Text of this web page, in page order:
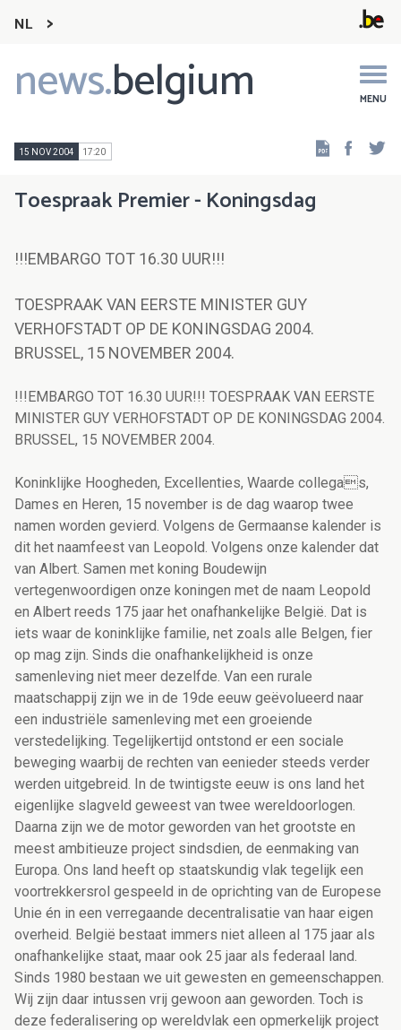
NL
news.belgium MENU
Main
navigation
15 NOV 2004 17:20
Toespraak Premier - Koningsdag
!!!EMBARGO TOT 16.30 UUR!!!
TOESPRAAK VAN EERSTE MINISTER GUY
VERHOFSTADT OP DE KONINGSDAG 2004.
BRUSSEL, 15 NOVEMBER 2004.
!!!EMBARGO TOT 16.30 UUR!!! TOESPRAAK VAN EERSTE
MINISTER GUY VERHOFSTADT OP DE KONINGSDAG 2004.
BRUSSEL, 15 NOVEMBER 2004.
Koninklijke Hoogheden, Excellenties, Waarde collegas,
Dames en Heren, 15 november is de dag waarop twee
namen worden gevierd. Volgens de Germaanse kalender is
dit het naamfeest van Leopold. Volgens onze kalender dat
van Albert. Samen met koning Boudewijn
vertegenwoordigen onze koningen met de naam Leopold
en Albert reeds 175 jaar het onafhankelijke België. Dat is
iets waar de koninklijke familie, net zoals alle Belgen, fier
op mag zijn. Sinds die onafhankelijkheid is onze
samenleving niet meer dezelfde. Van een rurale
maatschappij zijn we in de 19de eeuw geëvolueerd naar
een industriële samenleving met een groeiende
verstedelijking. Tegelijkertijd ontstond er een sociale
beweging waarbij de rechten van eenieder steeds verder
werden uitgebreid. In de twintigste eeuw is ons land het
eigenlijke slagveld geweest van twee wereldoorlogen.
Daarna zijn we de motor geworden van het grootste en
meest ambitieuze project sindsdien, de eenmaking van
Europa. Ons land heeft op staatskundig vlak tegelijk een
voortrekkersrol gespeeld in de oprichting van de Europese
Unie én in een verregaande decentralisatie van haar eigen
overheid. België bestaat immers niet alleen al 175 jaar als
onafhankelijke staat, maar ook 25 jaar als federaal land.
Sinds 1980 bestaan we uit gewesten en gemeenschappen.
Wij zijn daar intussen vrij gewoon aan geworden. Toch is
deze federalisering op wereldvlak een opmerkelijk project